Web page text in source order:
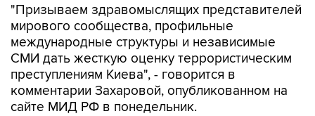
"Призываем здравомыслящих представителей
мирового сообщества, профильные
международные структуры и независимые
СМИ дать жесткую оценку террористическим
преступлениям Киева", - говорится в
комментарии Захаровой, опубликованном на
сайте МИД РФ в понедельник.